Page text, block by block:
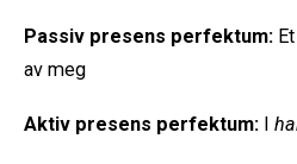
Passiv presens perfektum:
av meg
Aktiv presens perfektum: